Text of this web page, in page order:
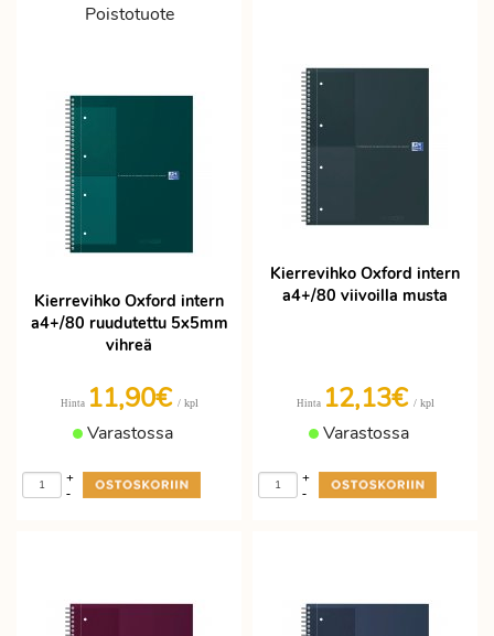
Poistotuote
Kierrevihko Oxford intern
a4+/80 ruudutettu 5x5mm
vihreä
Hinta 11,90€ / kpl
Varastossa
-
+
Kierrevihko Oxford intern
a4+/80 viivoilla musta
Hinta 12,13€ / kpl
Varastossa
-
+